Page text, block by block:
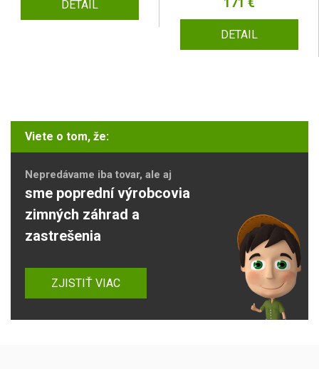
DETAIL
DETAIL
Viete o tom, že:
Nepredávame iba tovar, ale aj
sme poprední výrobcovia
zimných záhrad a
zastrešenia
ZJISTIŤ VIAC